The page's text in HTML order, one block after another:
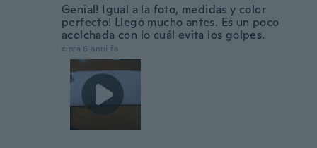
Genial! Igual a la foto, medidas y color
perfecto! Llegó mucho antes. Es un poco
acolchada con lo cuál evita los golpes.
circa 6 anni fa